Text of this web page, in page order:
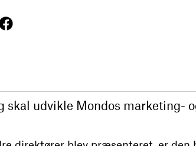
skal udvikle Mondos marketing-